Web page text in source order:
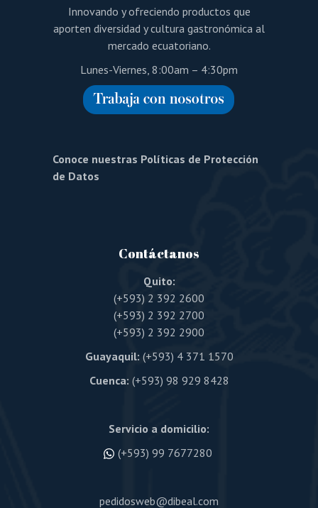
Innovando y ofreciendo productos que
aporten diversidad y cultura gastronómica al
mercado ecuatoriano.
Lunes-Viernes, 8:00am – 4:30pm
Conoce nuestras Políticas de Protección
de Datos
Contáctanos
Quito:
(+593) 2 392 2600
(+593) 2 392 2700
(+593) 2 392 2900
Guayaquil: (+593) 4 371 1570
Cuenca: (+593) 98 929 8428
Servicio a domicilio:
(+593) 99 7677280
pedidosweb@dibeal.com